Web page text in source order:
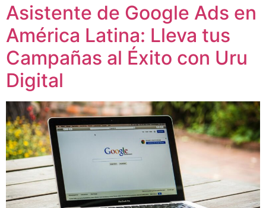
Asistente de Google Ads en
América Latina: Lleva tus
Campañas al Éxito con Uru
Digital